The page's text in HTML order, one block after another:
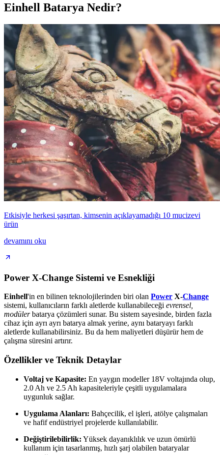
Einhell Batarya Nedir?
Etkisiyle herkesi şaşırtan, kimsenin açıklayamadığı 10 mucizevi
ürün
devamını oku
Power X-Change Sistemi ve Esnekliği
Einhell'in en bilinen teknolojilerinden biri olan Power X-Change
sistemi, kullanıcıların farklı aletlerde kullanabileceği evrensel,
modülerbatarya çözümleri sunar. Bu sistem sayesinde, birden fazla
cihaz için ayrı ayrı batarya almak yerine, aynı bataryayı farklı
aletlerde kullanabilirsiniz. Bu da hem maliyetleri düşürür hem de
çalışma süresini artırır.
Özellikler ve Teknik Detaylar
Voltaj ve Kapasite: En yaygın modeller 18V voltajında olup,
2.0 Ah ve 2.5 Ah kapasiteleriyle çeşitli uygulamalara
uygunluk sağlar.
Uygulama Alanları: Bahçecilik, el işleri, atölye çalışmaları
ve hafif endüstriyel projelerde kullanılabilir.
Değiştirilebilirlik: Yüksek dayanıklılık ve uzun ömürlü
kullanım için tasarlanmış, hızlı şarj olabilen bataryalar